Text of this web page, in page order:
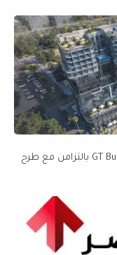
جولدن تاون تبدأ إنشاءات مشروع GT Business City بالتزامن مع طرح